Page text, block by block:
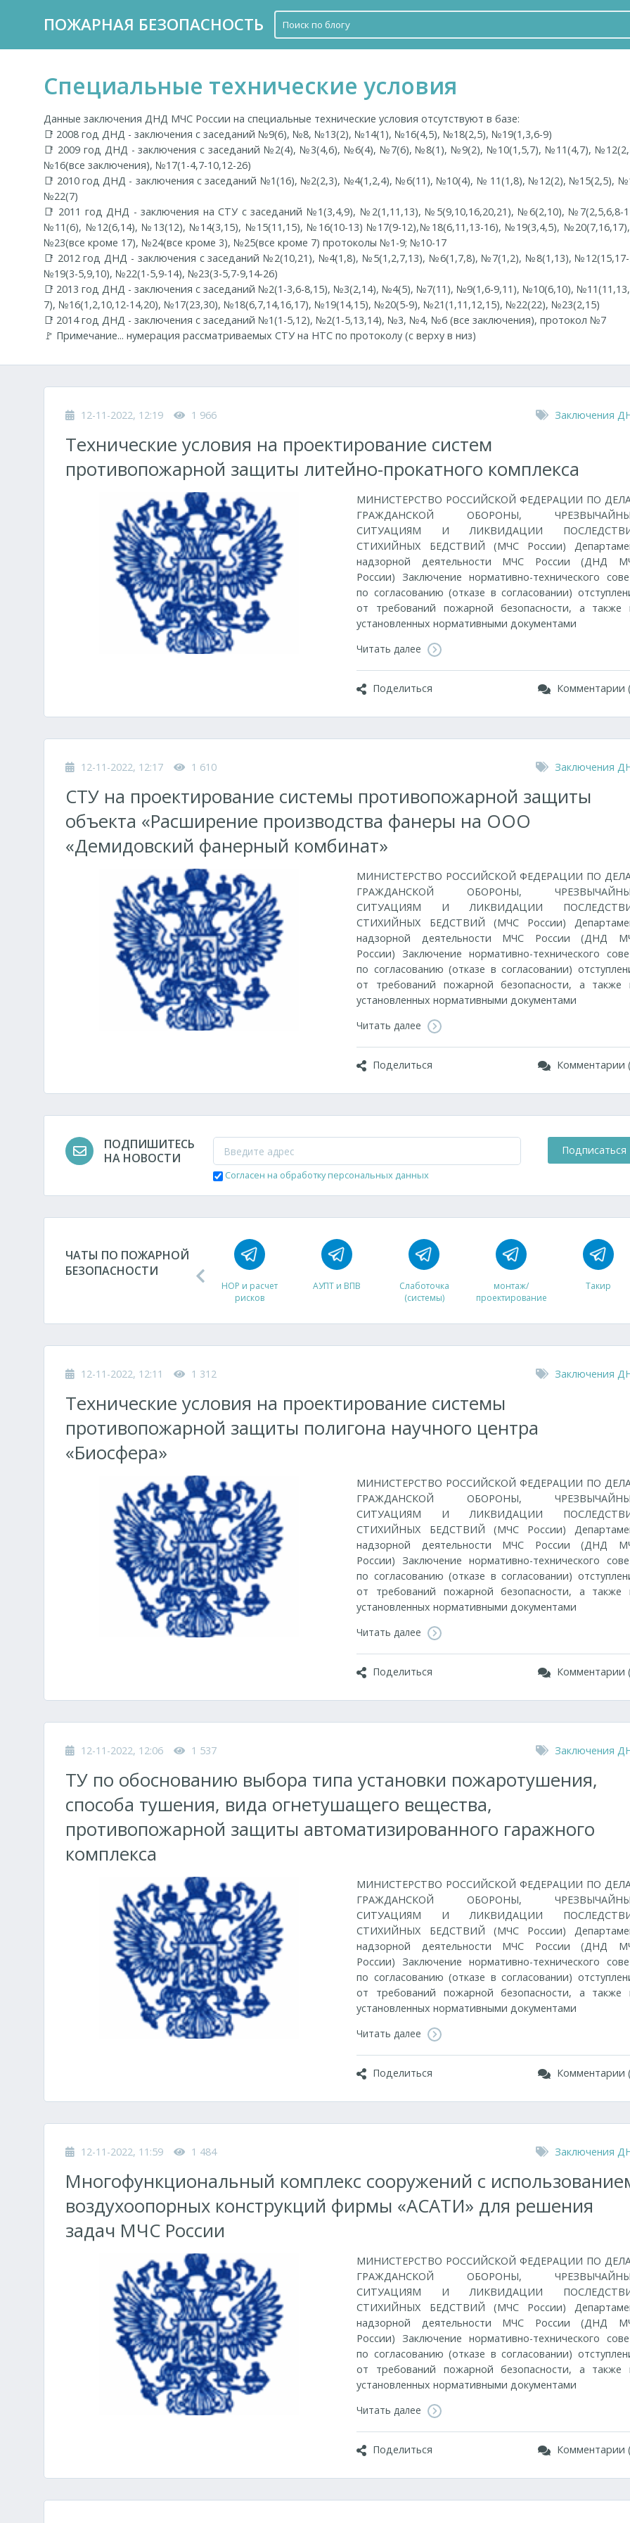
ПОЖАРНАЯ БЕЗОПАСНОСТЬ
Специальные технические условия
Данные заключения ДНД МЧС России на специальные технические условия отсутствуют в базе:
📑 2008 год ДНД - заключения с заседаний №9(6), №8, №13(2), №14(1), №16(4,5), №18(2,5), №19(1,3,6-9)
📑 2009 год ДНД - заключения с заседаний №2(4), №3(4,6), №6(4), №7(6), №8(1), №9(2), №10(1,5,7), №11(4,7),
№16(все заключения), №17(1-4,7-10,12-26)
📑 2010 год ДНД - заключения с заседаний №1(16), №2(2,3), №4(1,2,4), №6(11), №10(4), № 11(1,8), №12(2), №15(2,5),
№22(7)
📑 2011 год ДНД - заключения на СТУ с заседаний №1(3,4,9), №2(1,11,13), №5(9,10,16,20,21), №6(2,10),
№11(6), №12(6,14), №13(12), №14(3,15), №15(11,15), №16(10-13) №17(9-12),№18(6,11,13-16), №19(3,4,5),
№23(все кроме 17), №24(все кроме 3), №25(все кроме 7) протоколы №1-9; №10-17
📑 2012 год ДНД - заключения с заседаний №2(10,21), №4(1,8), №5(1,2,7,13), №6(1,7,8), №7(1,2), №8(1,13),
№19(3-5,9,10), №22(1-5,9-14), №23(3-5,7-9,14-26)
📑 2013 год ДНД - заключения с заседаний №2(1-3,6-8,15), №3(2,14), №4(5), №7(11), №9(1,6-9,11), №10(6,10),
7), №16(1,2,10,12-14,20), №17(23,30), №18(6,7,14,16,17), №19(14,15), №20(5-9), №21(1,11,12,15), №22(22), №23(2,15)
📑 2014 год ДНД - заключения с заседаний №1(1-5,12), №2(1-5,13,14), №3, №4, №6 (все заключения), протокол №7
🚩 Примечание... нумерация рассматриваемых СТУ на НТС по протоколу (с верху в низ)
12-11-2022, 12:19 1 966 Заключения
Технические условия на проектирование систем
противопожарной защиты литейно-прокатного комплекса
МИНИСТЕРСТВО РОССИЙСКОЙ ФЕДЕРАЦИИ ПО
ГРАЖДАНСКОЙ ОБОРОНЫ,
СИТУАЦИЯМ И ЛИКВИДАЦИИ
СТИХИЙНЫХ БЕДСТВИЙ (МЧС России)
надзорной деятельности МЧС России (ДНД
России) Заключение нормативно-технического
по согласованию (отказе в согласовании)
от требований пожарной безопасности, а также
установленных нормативными документами
Читать далее
Поделиться Комментарии
12-11-2022, 12:17 1 610 Заключения
СТУ на проектирование системы противопожарной защиты
объекта «Расширение производства фанеры на ООО
«Демидовский фанерный комбинат»
МИНИСТЕРСТВО РОССИЙСКОЙ ФЕДЕРАЦИИ ПО
ГРАЖДАНСКОЙ ОБОРОНЫ,
СИТУАЦИЯМ И ЛИКВИДАЦИИ
СТИХИЙНЫХ БЕДСТВИЙ (МЧС России)
надзорной деятельности МЧС России (ДНД
России) Заключение нормативно-технического
по согласованию (отказе в согласовании)
от требований пожарной безопасности, а также
установленных нормативными документами
Читать далее
Поделиться Комментарии
ПОДПИШИТЕСЬ
НА НОВОСТИ
Подписаться
Согласен на обработку персональных данных
ЧАТЫ ПО ПОЖАРНОЙ
БЕЗОПАСНОСТИ
НОР и расчет
рисков
АУПТ и ВПВ
Слаботочка
(системы)
монтаж/
проектирование
Такир
12-11-2022, 12:11 1 312 Заключения
Технические условия на проектирование системы
противопожарной защиты полигона научного центра
«Биосфера»
МИНИСТЕРСТВО РОССИЙСКОЙ ФЕДЕРАЦИИ ПО
ГРАЖДАНСКОЙ ОБОРОНЫ,
СИТУАЦИЯМ И ЛИКВИДАЦИИ
СТИХИЙНЫХ БЕДСТВИЙ (МЧС России)
надзорной деятельности МЧС России (ДНД
России) Заключение нормативно-технического
по согласованию (отказе в согласовании)
от требований пожарной безопасности, а также
установленных нормативными документами
Читать далее
Поделиться Комментарии
12-11-2022, 12:06 1 537 Заключения
ТУ по обоснованию выбора типа установки пожаротушения,
способа тушения, вида огнетушащего вещества,
противопожарной защиты автоматизированного гаражного
комплекса
МИНИСТЕРСТВО РОССИЙСКОЙ ФЕДЕРАЦИИ ПО
ГРАЖДАНСКОЙ ОБОРОНЫ,
СИТУАЦИЯМ И ЛИКВИДАЦИИ
СТИХИЙНЫХ БЕДСТВИЙ (МЧС России)
надзорной деятельности МЧС России (ДНД
России) Заключение нормативно-технического
по согласованию (отказе в согласовании)
от требований пожарной безопасности, а также
установленных нормативными документами
Читать далее
Поделиться Комментарии
12-11-2022, 11:59 1 484 Заключения
Многофункциональный комплекс сооружений с
воздухоопорных конструкций фирмы «АСАТИ» для решения
задач МЧС России
МИНИСТЕРСТВО РОССИЙСКОЙ ФЕДЕРАЦИИ ПО
ГРАЖДАНСКОЙ ОБОРОНЫ,
СИТУАЦИЯМ И ЛИКВИДАЦИИ
СТИХИЙНЫХ БЕДСТВИЙ (МЧС России)
надзорной деятельности МЧС России (ДНД
России) Заключение нормативно-технического
по согласованию (отказе в согласовании)
от требований пожарной безопасности, а также
установленных нормативными документами
Читать далее
Поделиться Комментарии